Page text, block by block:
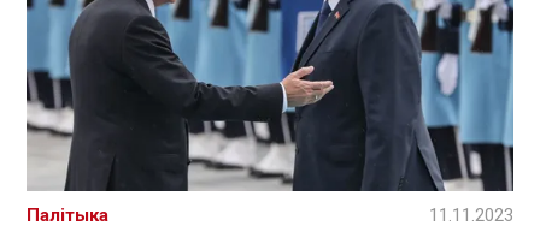
Палітыка 11.11.2023